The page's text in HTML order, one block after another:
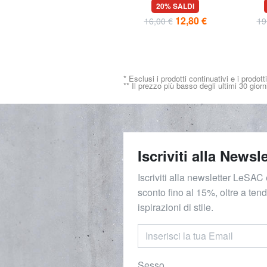
indossare sotto gli
indumenti
20% SALDI
16,00 € 12,80 €
* Esclusi i prodotti continuativi e i
** Il prezzo più basso degli ultimi 30
Iscriviti alla
Iscriviti alla newsletter LeSAC
sconto fino al 15%, oltre a
ispirazioni di stile.